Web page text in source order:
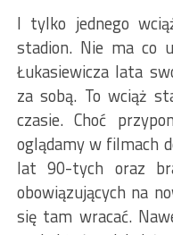
I tylko jednego
stadion. Nie ma co
Łukasiewicza lata
za sobą. To wciąż
czasie. Choć
oglądamy w filmach
lat 90-tych oraz
obowiązujących na
się tam wracać.